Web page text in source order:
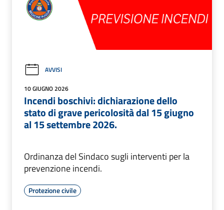
AVVISI
10 GIUGNO 2026
Incendi boschivi: dichiarazione dello
stato di grave pericolosità dal 15 giugno
al 15 settembre 2026.
Ordinanza del Sindaco sugli interventi per la
prevenzione incendi.
Protezione civile